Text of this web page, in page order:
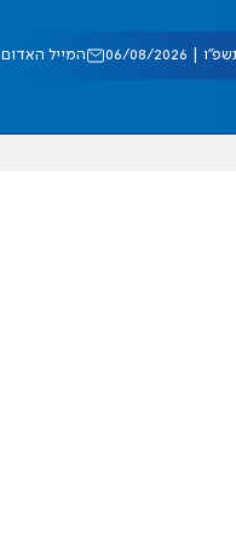
08/2026 המייל האדום